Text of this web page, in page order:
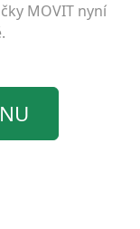
MOVITnyní